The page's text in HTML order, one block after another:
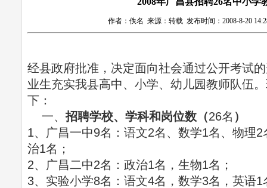
作者：佚名 来源：转载 发布时间：2008-8-20
经县政府批准，决定面向社会通过公开考试
业生充实我县高中、小学、幼儿园教师队伍
下：
一、 招聘学校、学科和岗位数（26名 ）
1、广昌一中9名：语文2名、数学1名、物理
治1名；
2、广昌二中2名：政治1名，生物1名；
3、实验小学8名：语文4名，数学3名，英语1